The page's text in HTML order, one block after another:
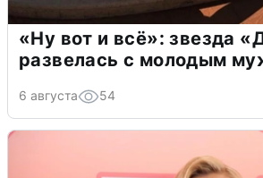
«Ну вот и всё»: звезда
развелась с молодым
6 августа 54